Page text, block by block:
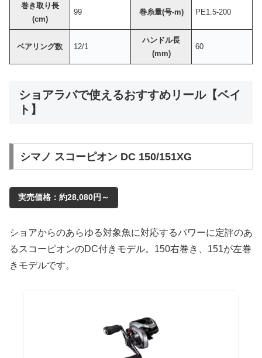
巻き取り長
(cm)
99 巻糸量(号-m) PE1.5-200
ベアリング数 12/1
ハンドル長
(mm)
60
ショアラバで使えるおすすめリール【ベイ
ト】
シマノ スコーピオン DC 150/151XG
実売価格：約28,080円～
ショアからのあらゆる対象魚に対応するパワーに定評のあ
るスコーピオンのDC付きモデル。150右巻き、151が左巻
きモデルです。